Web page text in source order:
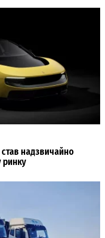
надзвичайно